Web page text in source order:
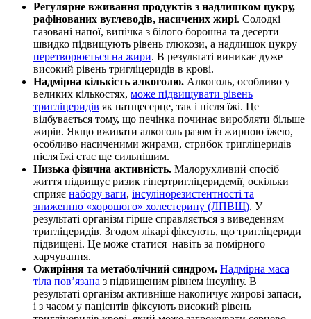
Регулярне вживання продуктів з надлишком цукру,
рафінованих вуглеводів, насичених жирі. Солодкі
газовані напої, випічка з білого борошна та десерти
швидко підвищують рівень глюкози, а надлишок цукру
перетворюється на жири. В результаті виникає дуже
високий рівень тригліцеридів в крові.
Надмірна кількість алкоголю. Алкоголь, особливо у
великих кількостях, може підвищувати рівень
тригліцеридів як натщесерце, так і після їжі. Це
відбувається тому, що печінка починає виробляти більше
жирів. Якщо вживати алкоголь разом із жирною їжею,
особливо насиченими жирами, стрибок тригліцеридів
після їжі стає ще сильнішим.
Низька фізична активність. Малорухливий спосіб
життя підвищує ризик гіпертригліцеридемії, оскільки
сприяє набору ваги, інсулінорезистентності та
зниженню «хорошого» холестерину (ЛПВЩ). У
результаті організм гірше справляється з виведенням
тригліцеридів. Згодом лікарі фіксують, що тригліцериди
підвищені. Це може статися навіть за помірного
харчування.
Ожиріння та метаболічний синдром. Надмірна маса
тіла пов’язана з підвищеним рівнем інсуліну. В
результаті організм активніше накопичує жирові запаси,
і з часом у пацієнтів фіксують високий рівень